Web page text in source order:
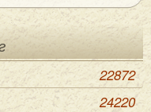
22872
24220